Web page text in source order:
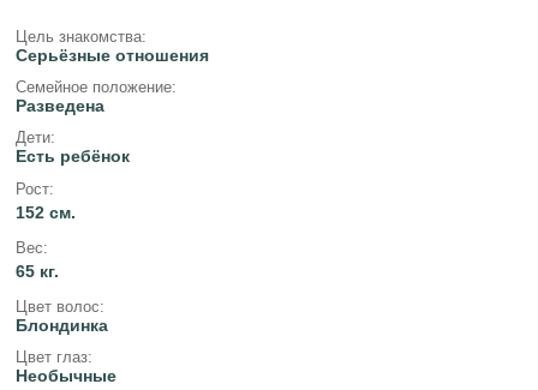
Цель знакомства:
Серьёзные отношения
Семейное положение:
Разведена
Дети:
Есть ребёнок
Рост:
152 см.
Вес:
65 кг.
Цвет волос:
Блондинка
Цвет глаз:
Необычные